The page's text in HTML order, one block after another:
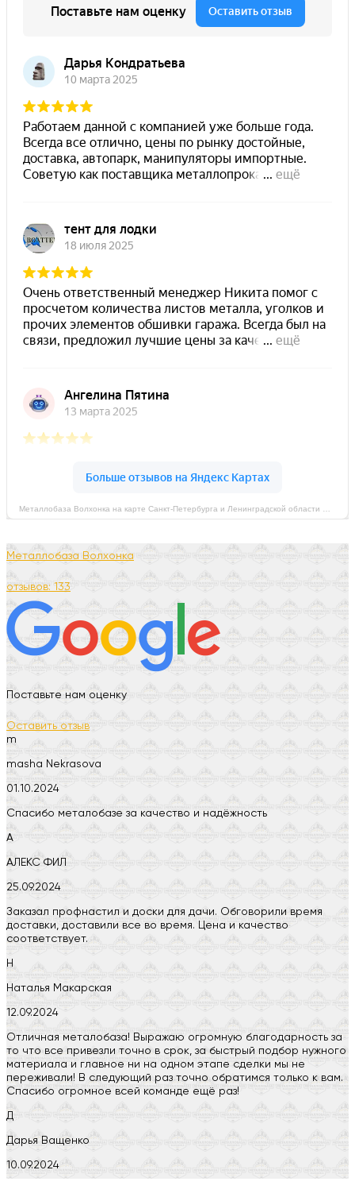
Металлобаза Волхонка
отзывов: 133
Поставьте нам оценку
Оставить отзыв
m
masha Nekrasova
01.10.2024
Спасибо металобазе за качество и надёжность
А
АЛЕКС ФИЛ
25.09.2024
Заказал профнастил и доски для дачи. Обговорили время
доставки, доставили все во время. Цена и качество
соответствует.
Н
Наталья Макарская
12.09.2024
Отличная металобаза! Выражаю огромную благодарность за
то что все привезли точно в срок, за быстрый подбор нужного
материала и главное ни на одном этапе сделки мы не
переживали! В следующий раз точно обратимся только к вам.
Спасибо огромное всей команде ещё раз!
Д
Дарья Ващенко
10.09.2024